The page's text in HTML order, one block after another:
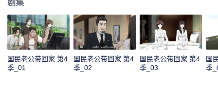
族企业，曾经互相暗恋的两个人，再次重逢，并开始扮演假未婚夫妻。两人的
关系却因之前的误会处于冰封状态。直到陆瑾年两人互相坦露心迹，重修旧
好。 两人的感情因一次又一次的误会和旁人的阻隔而生隙，直到最后乔安好知
道真相……
剧集
国民老公带回家 第4
季_01
国民老公带回家 第4
季_02
国民老公带回家 第4
季_03
国
季